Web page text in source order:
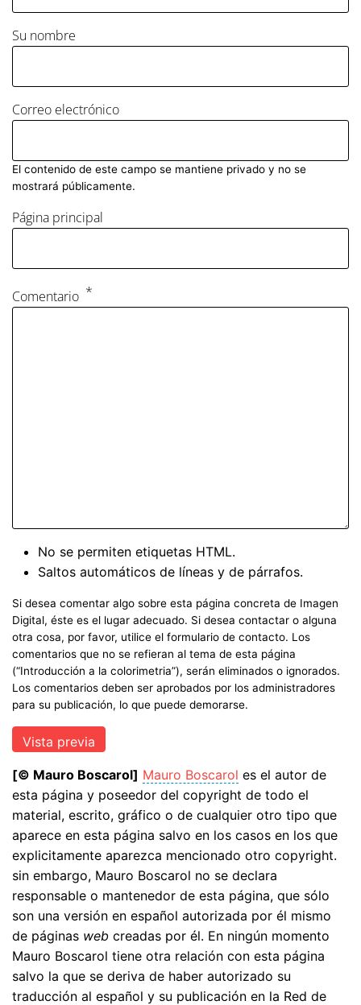
Su nombre
Correo electrónico
El contenido de este campo se mantiene privado y no se
mostrará públicamente.
Página principal
Comentario
No se permiten etiquetas HTML.
Saltos automáticos de líneas y de párrafos.
Si desea comentar algo sobre esta página concreta de Imagen
Digital, éste es el lugar adecuado. Si desea contactar o alguna
otra cosa, por favor, utilice el formulario de contacto. Los
comentarios que no se refieran al tema de esta página
(“Introducción a la colorimetria”), serán eliminados o ignorados.
Los comentarios deben ser aprobados por los administradores
para su publicación, lo que puede demorarse.
[© Mauro Boscarol] Mauro Boscarol es el autor de
esta página y poseedor del copyright de todo el
material, escrito, gráfico o de cualquier otro tipo que
aparece en esta página salvo en los casos en los que
explicitamente aparezca mencionado otro copyright.
sin embargo, Mauro Boscarol no se declara
responsable o mantenedor de esta página, que sólo
son una versión en español autorizada por él mismo
de páginas web creadas por él. En ningún momento
Mauro Boscarol tiene otra relación con esta página
salvo la que se deriva de haber autorizado su
traducción al español y su publicación en la Red de